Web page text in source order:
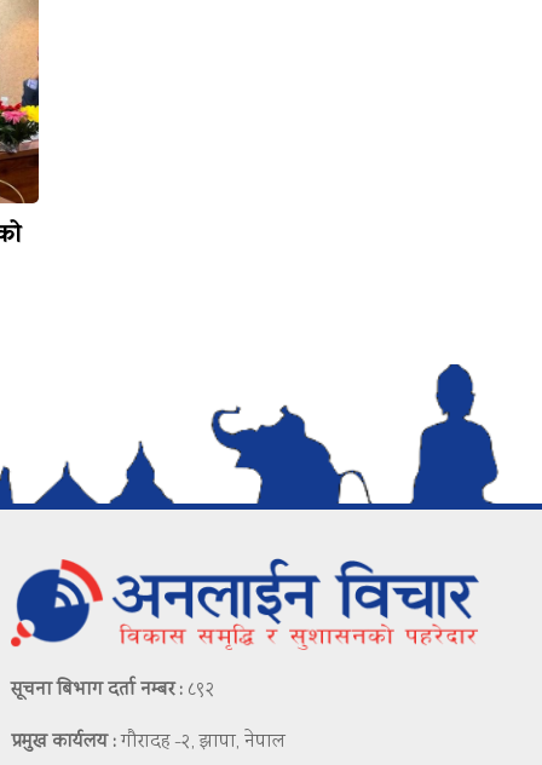
सूचना बिभाग दर्ता नम्बर : ८९२
प्रमुख कार्यलय :गौरादह -२, झापा, नेपाल